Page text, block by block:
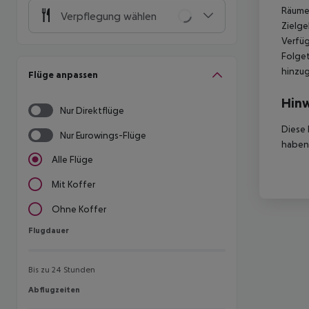
Verpflegung wählen
Flüge anpassen
Nur Direktflüge
Nur Eurowings-Flüge
Alle Flüge
Mit Koffer
Ohne Koffer
Flugdauer
Flugdauer
Bis zu 24 Stunden
Abflugzeiten
Abflugzeiten
Diese